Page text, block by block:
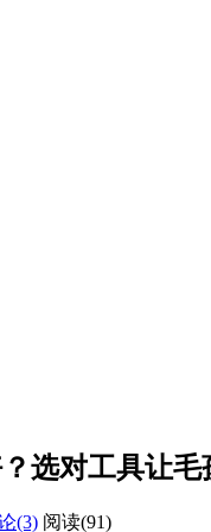
选对工具让毛
(3) 阅读(91)